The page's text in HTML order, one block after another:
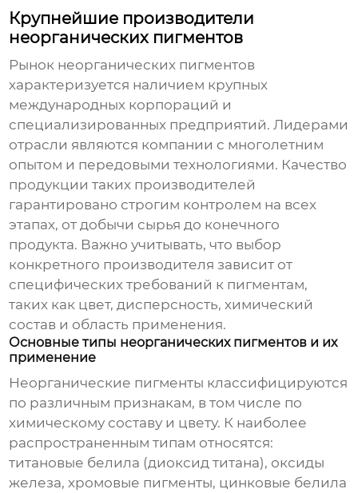
Крупнейшие производители
неорганических пигментов
Рынок неорганических пигментов
характеризуется наличием крупных
международных корпораций и
специализированных предприятий. Лидерами
отрасли являются компании с многолетним
опытом и передовыми технологиями. Качество
продукции таких производителей
гарантировано строгим контролем на всех
этапах, от добычи сырья до конечного
продукта. Важно учитывать, что выбор
конкретного производителя зависит от
специфических требований к пигментам,
таких как цвет, дисперсность, химический
состав и область применения.
Основные типы неорганических пигментов и их
применение
Неорганические пигменты классифицируются
по различным признакам, в том числе по
химическому составу и цвету. К наиболее
распространенным типам относятся:
титановые белила (диоксид титана), оксиды
железа, хромовые пигменты, цинковые белила